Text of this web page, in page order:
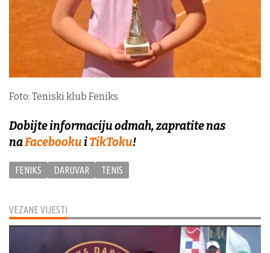
VEZANE VIJESTI
Foto: Teniski klub Feniks
Dobijte informaciju odmah, zapratite nas
naFacebookuiTikToku!
FENIKS DARUVAR TENIS